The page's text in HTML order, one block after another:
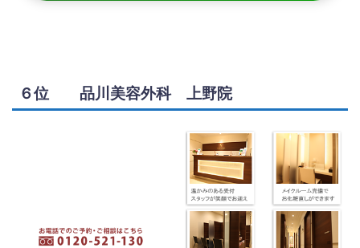
６位 品川美容外科 上野院